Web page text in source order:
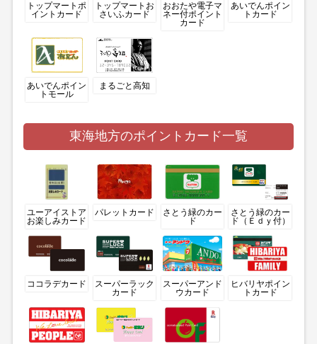
トップマートポ
イントカード
トップマートお
さいふカード
おおたや電子マ
ネー付ポイント
カード
あいでんポイン
トカード
あいでんポイン
トモール
まるごと高知
東海地方のポイントカード一覧
ユーアイストア
お楽しみカード
パレットカード
さとう緑のカー
ド
さとう緑のカー
ド（Ｅｄｙ付）
ココラデカード
スーパーラック
カード
スーパーアンド
ウカード
ヒバリヤポイン
トカード